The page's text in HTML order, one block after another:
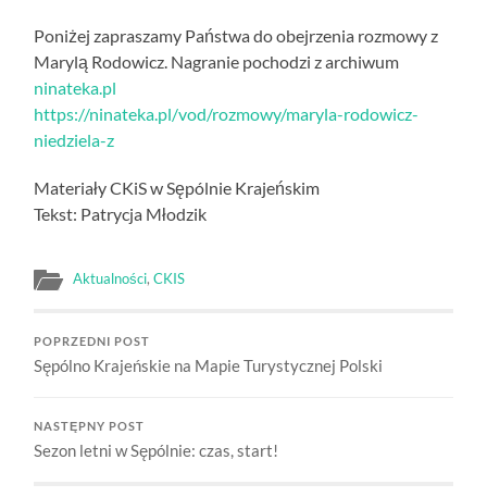
Poniżej zapraszamy Państwa do obejrzenia rozmowy z
Marylą Rodowicz. Nagranie pochodzi z archiwum
ninateka.pl
https://ninateka.pl/vod/rozmowy/maryla-rodowicz-
niedziela-z
Materiały CKiS w Sępólnie Krajeńskim
Tekst: Patrycja Młodzik
Aktualności,CKIS
POPRZEDNI POST
Sępólno Krajeńskie na Mapie Turystycznej Polski
NASTĘPNY POST
Sezon letni w Sępólnie: czas, start!